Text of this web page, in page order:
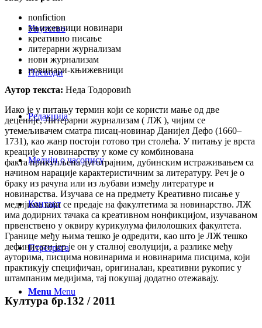
Упутство
Преводи
Редакција
Медији о часопису
Контакт
Птретрага
Menu Menu
nonfiction
књижевници новинари
креативно писање
литерарни журнализам
нови журнализам
новинари-књижевници
Аутор текста: Неда Тодоровић
Иако је у питању термин који се користи мање од две
деценије, Литерарни журнализам ( ЛЖ ), чијим се
утемељивачем сматра писац-новинар Данијел Дефо (1660–
1731), као жанр постоји готово три столећа. У питању је врста
креације у новинарству у коме су комбинована
факта прикупљена дуготрајним, дубинским истраживањем са
начином нарације карактеристичним за литературу. Реч је о
браку из рачуна или из љубави између литературе и
новинарства. Изучава се на предмету Креативно писање у
медијима који се предаје на факултетима за новинарство. ЛЖ
има додирних тачака са креативном нонфикцијом, изучаваном
првенствено у оквиру курикулума филолошких факултета.
Границе међу њима тешко је одредити, као што је ЛЖ тешко
дефинисати јер је он у сталној еволуцији, а разлике међу
ауторима, писцима новинарима и новинарима писцима, који
практикују специфичан, оригиналан, креативни рукопис у
штампаним медијима, тај покушај додатно отежавају.
Култура бр.132 / 2011